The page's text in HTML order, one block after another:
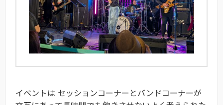
イベントは セッションコーナーとバンドコーナーが